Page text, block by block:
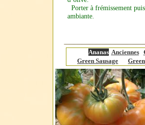
Porter à frémissement
ambiante.
Ananas Anciennes
Green Sausage